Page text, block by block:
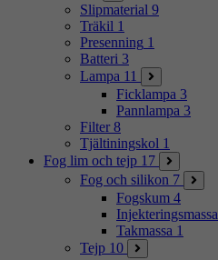
Slipmaterial 9
Träkil 1
Presenning 1
Batteri 3
Lampa 11
Ficklampa 3
Pannlampa 3
Filter 8
Tjältiningskol 1
Fog lim och tejp 17
Fog och silikon 7
Fogskum 4
Injekteringsmassa
Takmassa 1
Tejp 10